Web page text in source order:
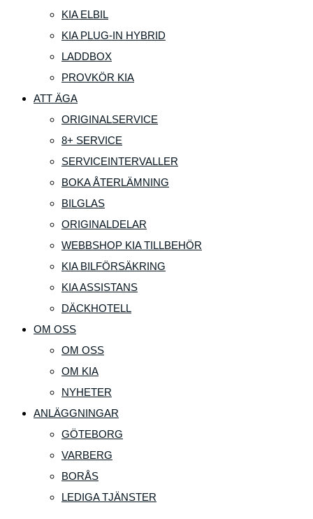
KIA ELBIL
KIA PLUG-IN HYBRID
LADDBOX
PROVKÖR KIA
ATT ÄGA
ORIGINALSERVICE
8+ SERVICE
SERVICEINTERVALLER
BOKA ÅTERLÄMNING
BILGLAS
ORIGINALDELAR
WEBBSHOP KIA TILLBEHÖR
KIA BILFÖRSÄKRING
KIA ASSISTANS
DÄCKHOTELL
OM OSS
OM OSS
OM KIA
NYHETER
ANLÄGGNINGAR
GÖTEBORG
VARBERG
BORÅS
LEDIGA TJÄNSTER